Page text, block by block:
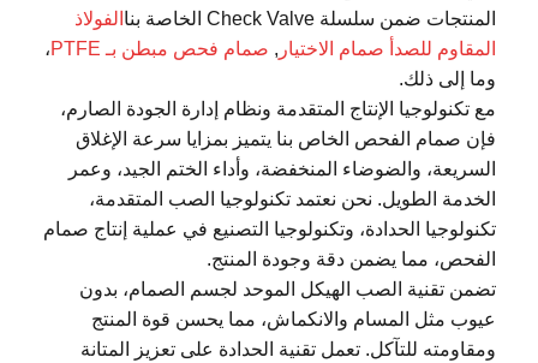
المنتجات ضمن سلسلة Check Valve الخاصة بنا
الفولاذ
المقاوم للصدأ صمام الاختيار , صمام فحص مبطن بـ PTFE
،
وما إلى ذلك.
مع تكنولوجيا الإنتاج المتقدمة ونظام إدارة الجودة الصارم،
فإن صمام الفحص الخاص بنا يتميز بمزايا سرعة الإغلاق
السريعة، والضوضاء المنخفضة، وأداء الختم الجيد، وعمر
الخدمة الطويل. نحن نعتمد تكنولوجيا الصب المتقدمة،
تكنولوجيا الحدادة، وتكنولوجيا التصنيع في عملية إنتاج صمام
الفحص، مما يضمن دقة وجودة المنتج.
تضمن تقنية الصب الهيكل الموحد لجسم الصمام، بدون
عيوب مثل المسام والانكماش، مما يحسن قوة المنتج
ومقاومته للتآكل. تعمل تقنية الحدادة على تعزيز المتانة